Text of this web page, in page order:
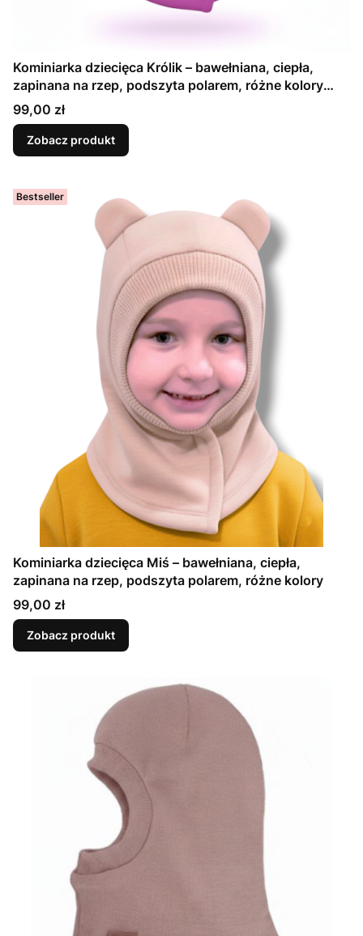
Kominiarka dziecięca Królik – bawełniana, ciepła,
zapinana na rzep, podszyta polarem, różne kolory
rozmiary 42-56
Cena
99,00 zł
Zobacz produkt
Bestseller
Kominiarka dziecięca Miś – bawełniana, ciepła,
zapinana na rzep, podszyta polarem, różne kolory
Cena
99,00 zł
Zobacz produkt